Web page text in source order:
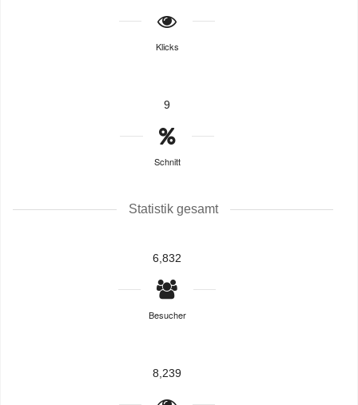
Klicks
9
Schnitt
Statistik gesamt
6,832
Besucher
8,239